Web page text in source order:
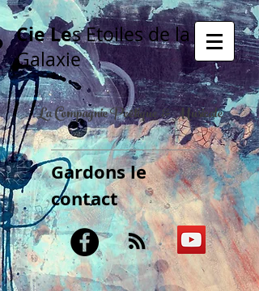
Cie Les Etoiles de la
Galaxie
La Compagnie Poétique & Musicale
Gardons le
contact